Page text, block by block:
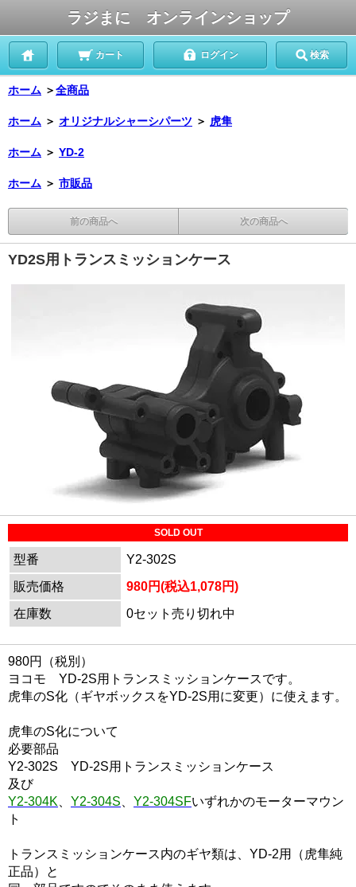
ラジまに オンラインショップ
カート ログイン 検索
ホーム ＞全商品
ホーム ＞ オリジナルシャーシパーツ ＞ 虎隼
ホーム ＞ YD-2
ホーム ＞ 市販品
前の商品へ 次の商品へ
YD2S用トランスミッションケース
SOLD OUT
型番
Y2-302S
販売価格
980円(税込1,078円)
在庫数
0セット売り切れ中
980円（税別）
ヨコモ YD-2S用トランスミッションケースです。
虎隼のS化（ギヤボックスをYD-2S用に変更）に使えます。
虎隼のS化について
必要部品
Y2-302S YD-2S用トランスミッションケース
及び
Y2-304K
Y2-304S Y2-304SFいずれかのモーターマウン
ト
トランスミッションケース内のギヤ類は、YD-2用（虎隼純
正品）と